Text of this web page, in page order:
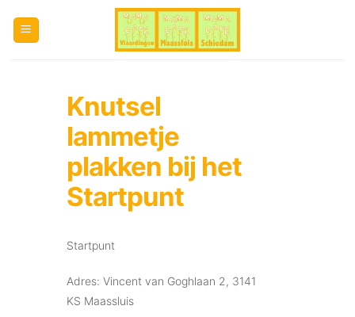
naar
Knutsel
lammetje
plakken bij het
Startpunt
Startpunt
Adres: Vincent van Goghlaan 2, 3141
KS Maassluis